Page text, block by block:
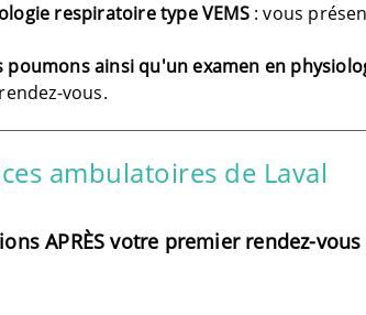
respiratoire type VEMS: vous
poumons ainsi qu'un examen en
vous.
ambulatoires de Laval
APRÈS votre premier rendez-